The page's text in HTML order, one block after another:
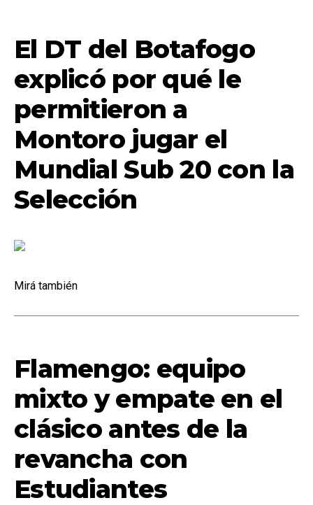
El DT del Botafogo
explicó por qué le
permitieron a
Montoro jugar el
Mundial Sub 20 con la
Selección
Mirá también
Flamengo: equipo
mixto y empate en el
clásico antes de la
revancha con
Estudiantes